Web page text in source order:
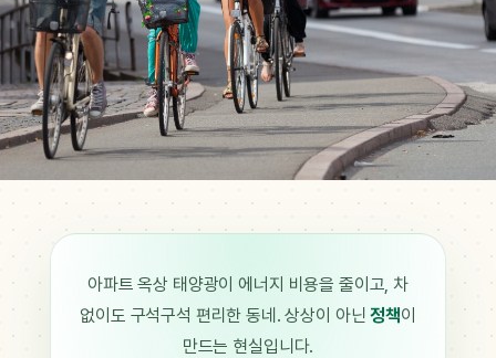
62%가 자전거로 출퇴근하는 도시.
이동 인프라가 그만큼 달라졌습니다.
아파트 옥상 태양광이 에너지 비용을 줄이고, 차
없이도 구석구석 편리한 동네. 상상이 아닌정책이
만드는 현실입니다.